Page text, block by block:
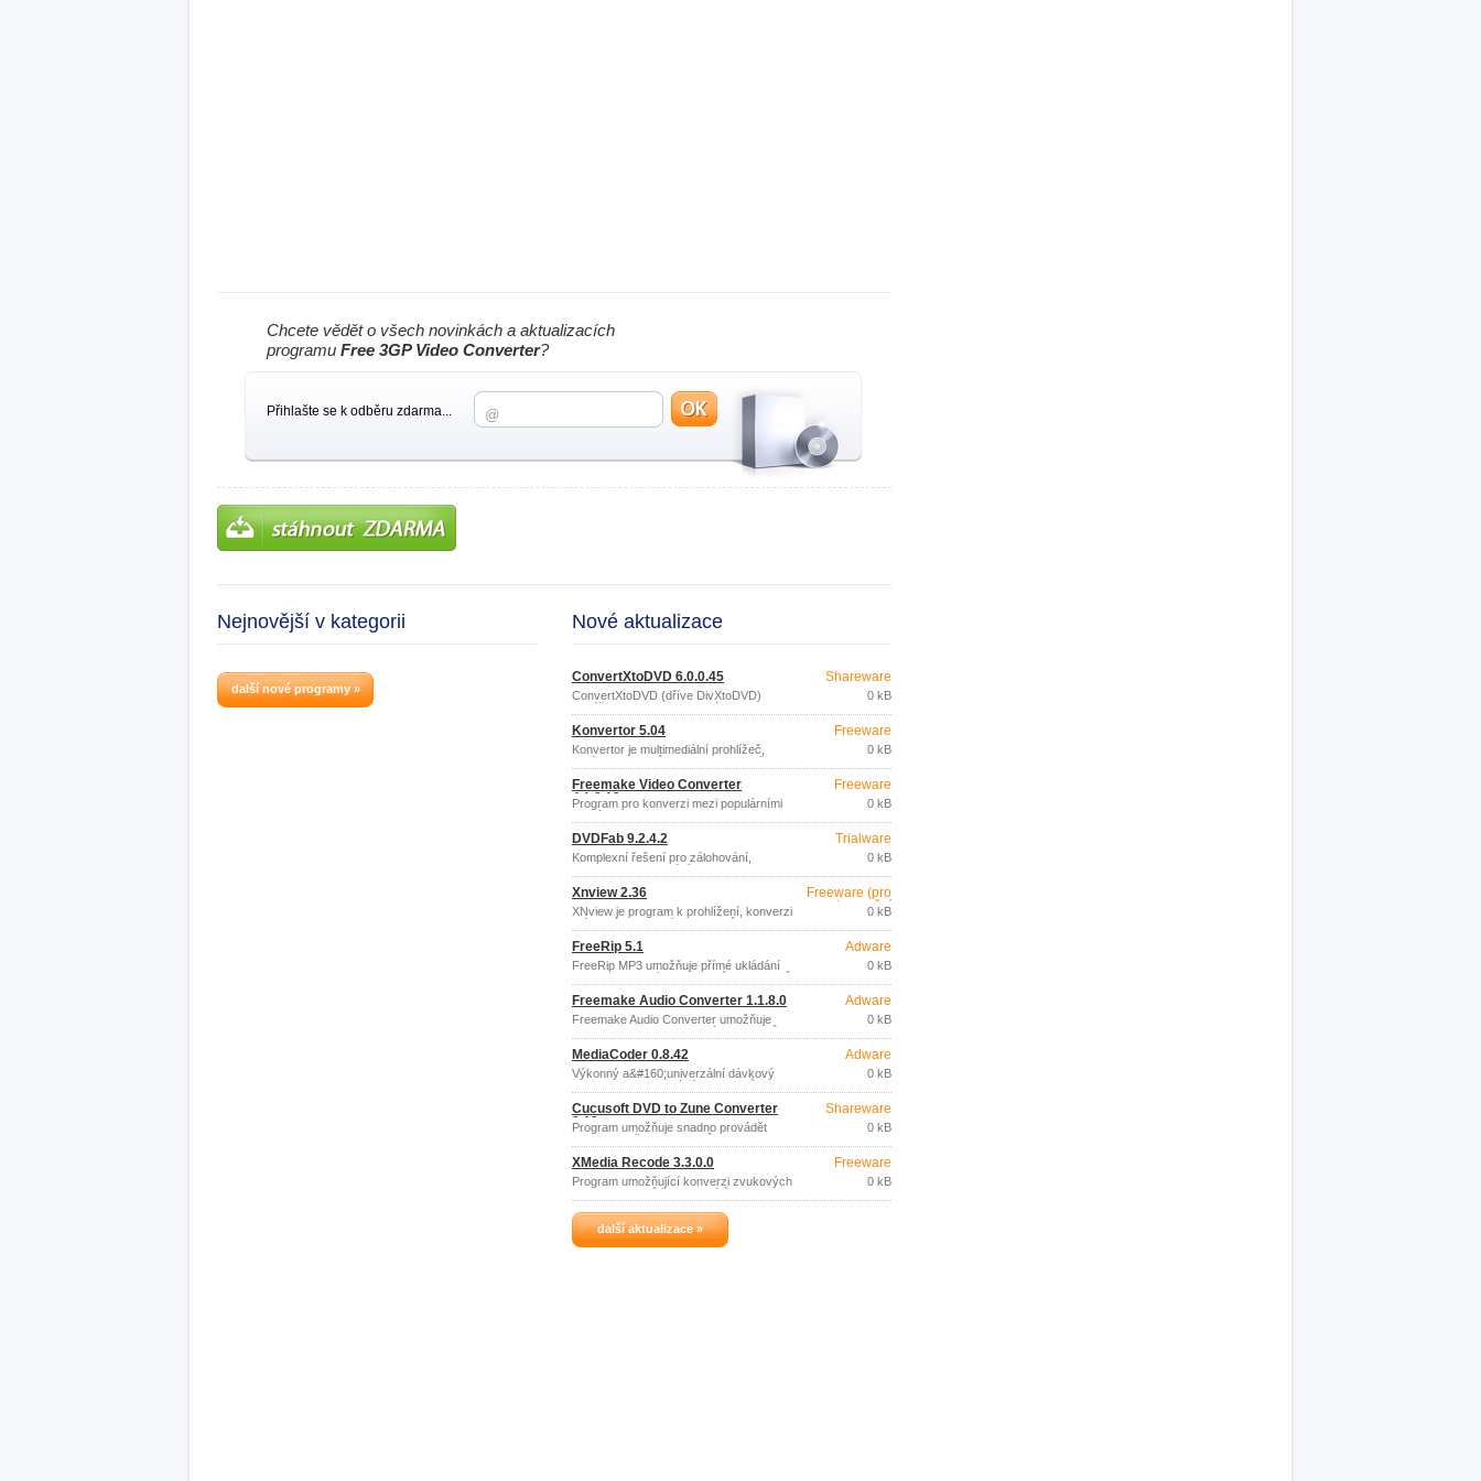
Chcete vědět o všech novinkách a aktualizacích
programu Free 3GP Video Converter?
Přihlašte se k odběru zdarma...
Nejnovější v kategorii
další nové programy »
Nové aktualizace
ConvertXtoDVD 6.0.0.45
ConvertXtoDVD (dříve DivXtoDVD)
dokáže konvertovat filmové soubory
řady formátů (DivX, Xvid, Mov, Vob,
Mpeg, Mpeg4, avi, wmv, dv) do struktury
souborů pro vypálení na DVD disk, který
lze přehrávat na běžném DVD
přehrávači.
Shareware
0 kB
Konvertor 5.04
Konvertor je multimediální prohlížeč,
správce souborů a konvertor pro převod
zvukových, textových, grafických a
video souborů mezi různými formáty.
Freeware
0 kB
Freemake Video Converter
4.1.9.12
Program pro konverzi mezi populárními
formáty videa (dvd, vob, avi, mp4, mpg,
wmv, mkv, 3gp, 3g2, flv, swf,…), tvorbu
prezentací snímků a hudebních
vizualizací.
Freeware
0 kB
DVDFab 9.2.4.2
Komplexní řešení pro zálohování,
konverzi a vypalování DVD a Blu-ray
filmů.
Trialware
0 kB
Xnview 2.36
XNview je program k prohlížení, konverzi
a úpravám grafických souborů.
Freeware (pro
nekomerční
účely)
0 kB
FreeRip 5.1
FreeRip MP3 umožňuje přímé ukládání
stop ze zvukových CD disků do souborů
(MP3, OGG, FLAC, WAV) a vzájemnou
konverzi mezi zvukovými soubory (MP3,
OGG, FLAC, WAV).
Adware
0 kB
Freemake Audio Converter 1.1.8.0
Freemake Audio Converter umožňuje
snadnou konverzi zvukových souborů
do formátů MP3, WMA, WAV, FLAC,
AAC, M4A (iPod, iPhone, iPad etc.
Adware
0 kB
MediaCoder 0.8.42
Výkonný a&#160;univerzální dávkový
konvertor multimediálních souborů,
podporující řadu formátů zvukových i
video souborů.
Adware
0 kB
Cucusoft DVD to Zune Converter
8.13
Program umožňuje snadno provádět
konverzi vašich DVD filmů a videa do
souborů formátu Zune, které lze
přehrávat na přenosných přehrávačích.
Shareware
0 kB
XMedia Recode 3.3.0.0
Program umožňující konverzi zvukových
a video souborů řady formátů.
Freeware
0 kB
další aktualizace »